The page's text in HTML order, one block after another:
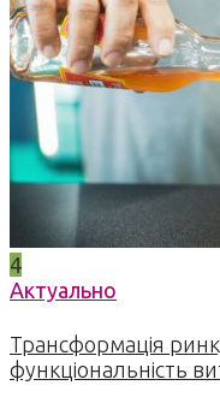
4
Актуально
Трансформація
функціональність